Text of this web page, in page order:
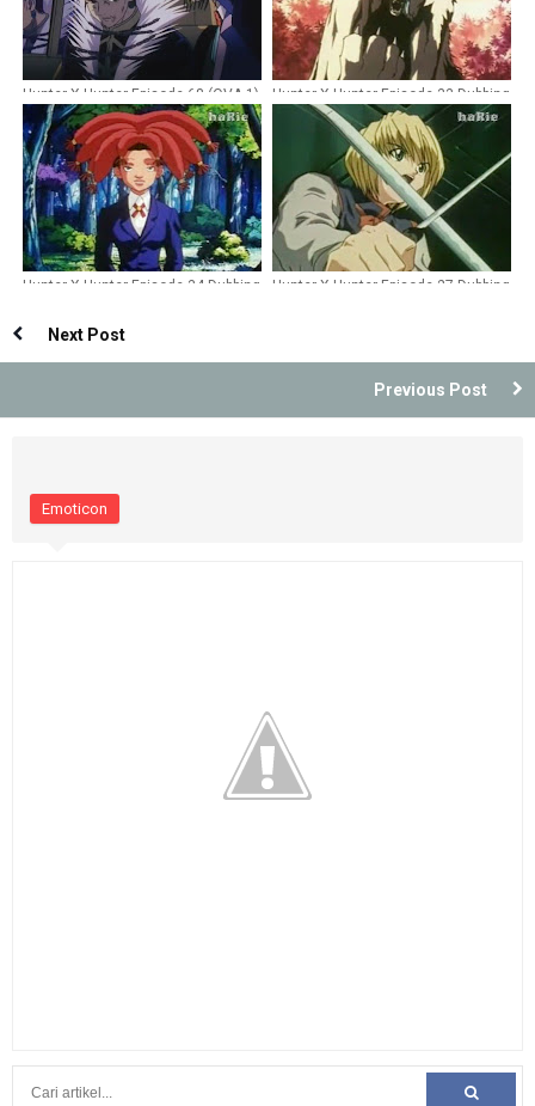
Hunter X Hunter Episode 68 (OVA 1)
Dubbing Indonesia [Remastered]
Hunter X Hunter Episode 33 Dubbing
Indonesia
Hunter X Hunter Episode 34 Dubbing
Hunter X Hunter Episode 27 Dubbing
Next Post
Previous Post
Emoticon